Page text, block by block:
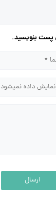
پست بنویسید.
ارسال